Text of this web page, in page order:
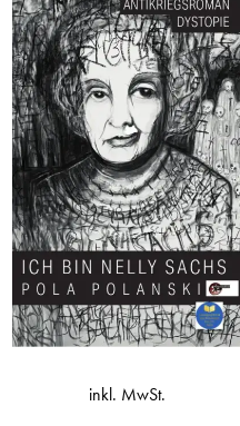
inkl. MwSt.